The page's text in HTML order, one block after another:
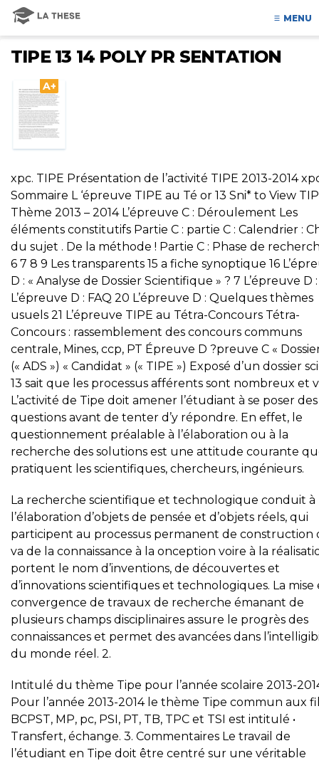
MENU
TIPE 13 14 POLY PR SENTATION
A+
xpc. TIPE Présentation de l’activité TIPE 2013-2014
Sommaire L ‘épreuve TIPE au Té or 13 Sni* to View
Thème 2013 – 2014 L’épreuve C : Déroulement Les
éléments constitutifs Partie C : partie C : Calendrier :
du sujet . De la méthode ! Partie C : Phase de
6 7 8 9 Les transparents 15 a fiche synoptique 16
D : « Analyse de Dossier Scientifique » ? 7 L’épreuve D :
L’épreuve D : FAQ 20 L’épreuve D : Quelques thèmes
usuels 21 L’épreuve TIPE au Tétra-Concours Tétra-
Concours : rassemblement des concours communs
centrale, Mines, ccp, PT Épreuve D ?preuve C «
(« ADS ») « Candidat » (« TIPE ») Exposé d’un dossier
13 sait que les processus afférents sont nombreux et
L’activité de Tipe doit amener l’étudiant à se poser des
questions avant de tenter d’y répondre. En effet, le
questionnement préalable à l’élaboration ou à la
recherche des solutions est une attitude courante
pratiquent les scientifiques, chercheurs, ingénieurs.
La recherche scientifique et technologique conduit à
l’élaboration d’objets de pensée et d’objets réels, qui
participent au processus permanent de construction
va de la connaissance à la onception voire à la
portent le nom d’inventions, de découvertes et
d’innovations scientifiques et technologiques. La mise
convergence de travaux de recherche émanant de
plusieurs champs disciplinaires assure le progrès des
connaissances et permet des avancées dans
du monde réel. 2.
Intitulé du thème Tipe pour l’année scolaire 2013-
Pour l’année 2013-2014 le thème Tipe commun aux
BCPST, MP, pc, PSI, PT, TB, TPC et TSI est intitulé •
Transfert, échange. 3. Commentaires Le travail de
l’étudiant en Tipe doit être centré sur une véritable